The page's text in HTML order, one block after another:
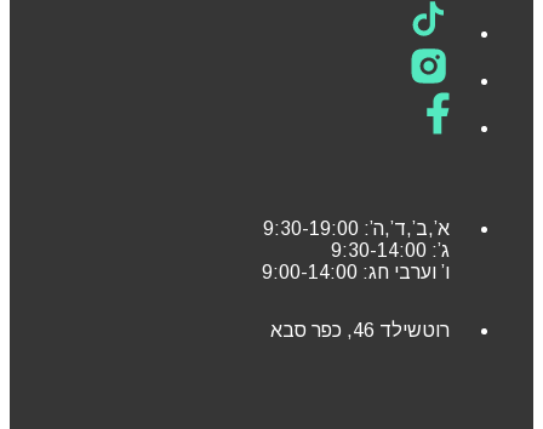
א’,ב’,ד’,ה’: 9:30-19:00
ג’: 9:30-14:00
ו’ וערבי חג: 9:00-14:00
רוטשילד 46, כפר סבא